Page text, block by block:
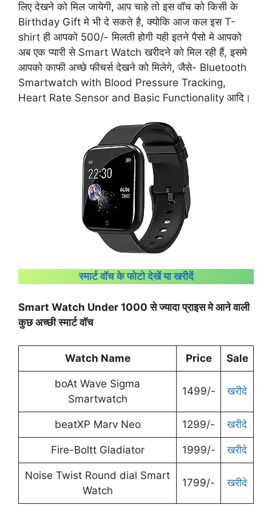
लिए देखने को मिल जायेगी, आप चाहे तो इस वॉच को किसी के
Birthday Gift मे भी दे सकते है, क्योकि आज कल इस T-
shirt ही आपको 500/- मिलती होगी यही इतने पैसो मे आपको
अब एक प्यारी से Smart Watch खरीदने को मिल रही हैं, इसमे
आपको काफी अच्छे फीचर्स देखने को मिलेगे, जैसे- Bluetooth
Smartwatch with Blood Pressure Tracking,
Heart Rate Sensor and Basic Functionality आदि।
स्मार्ट वॉच के फोटो देखें या खरीदें
Smart Watch Under 1000 से ज्यादा प्राइस मे आने वाली
कुछ अच्छी स्मार्ट वॉच
Watch Name Price Sale
boAt Wave Sigma
Smartwatch
1499/- खरीदे
beatXP Marv Neo 1299/- खरीदे
Fire-Boltt Gladiator 1999/- खरीदे
Noise Twist Round dial Smart
Watch
1799/- खरीदे